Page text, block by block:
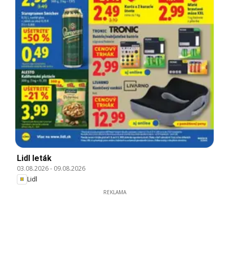
Lidl leták
03.08.2026- 09.08.2026
Lidl
REKLAMA